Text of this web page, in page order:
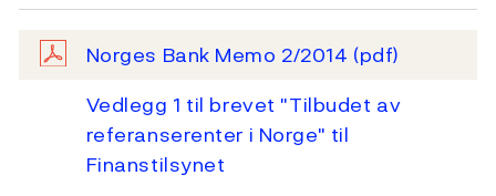
Norges Bank Memo 2/2014 (pdf)
Vedlegg 1 til brevet "Tilbudet av
referanserenter i Norge" til
Finanstilsynet